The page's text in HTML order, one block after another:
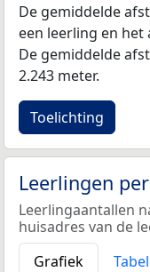
De gemiddelde
een leerling en het
De gemiddelde
2.243 meter.
Toelichting
Leerlingen
Leerlingaantallen
huisadres van de
Grafiek
Tabel